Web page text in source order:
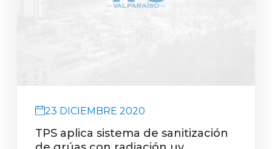
23 DICIEMBRE 2020
TPS aplica sistema de sanitización